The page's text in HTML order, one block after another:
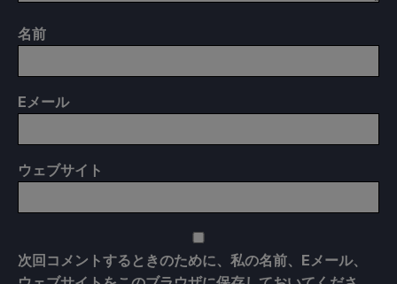
名前
Eメール
ウェブサイト
次回コメントするときのために、私の名前、Eメール、